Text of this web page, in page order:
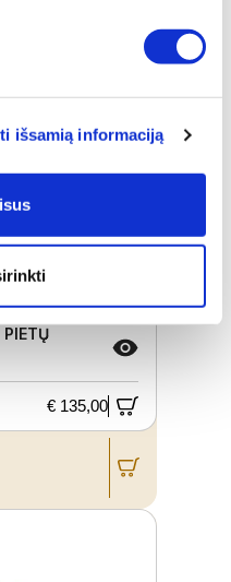
išsamią informaciją
€ 135,00